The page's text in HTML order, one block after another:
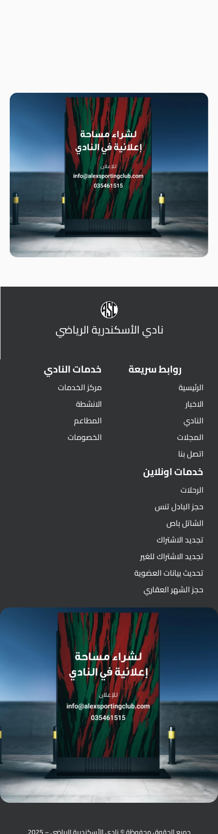
نادي الأسكندرية الرياضي
روابط سريعة
الرئيسية
الاخبار
النادي
المجلات
اتصل بنا
خدمات النادي
مركز الخدمات
الانشطة
المطاعم
الخصومات
خدمات اونلاين
الرحلات
حجز البادل تنس
الشاتل باص
تجديد الاشتراك
تجديد الاشتراك للغير
تحديث بيانات العضوية
حجز الشهر العقاري